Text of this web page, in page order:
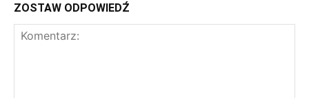
ZOSTAW ODPOWIEDŹ